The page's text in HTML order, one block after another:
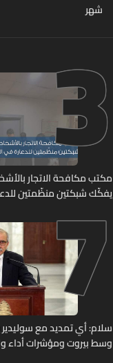
شهر
3
مكتب مكافحة الاتجار
يفكّك شبكتين منظّمتين
7
سلام: أي تمديد مع سوليدير
وسط بيروت ومؤشرات أداء